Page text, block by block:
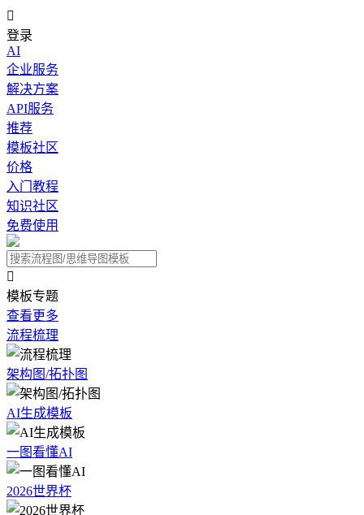

登录
AI
企业服务
解决方案
API服务
推荐
模板社区
价格
入门教程
知识社区
免费使用

模板专题
查看更多
流程梳理
架构图/拓扑图
AI生成模板
一图看懂AI
2026世界杯